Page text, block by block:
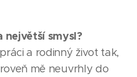
největší smysl?
a rodinný život tak,
mě neuvrhly do